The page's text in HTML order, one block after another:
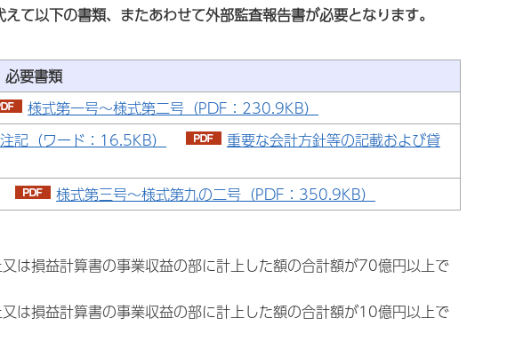
以下の書類、またあわせて外部監査報告書が必要となります。
必要書類
様式第一号～様式第二号（PDF：230.9KB）
記（ワード：16.5KB）
重要な会計方針等の記載および貸
様式第三号～様式第九の二号（PDF：350.9KB）
は損益計算書の事業収益の部に計上した額の合計額が70億円以上で
は損益計算書の事業収益の部に計上した額の合計額が10億円以上で